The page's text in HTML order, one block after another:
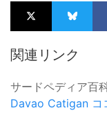
関連リンク
サードペディア百
Davao Catigan コ